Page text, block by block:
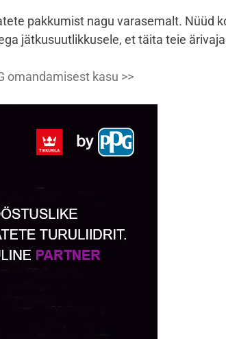
pakkumist nagu varasemalt. Nüüd
jätkusuutlikkusele, et täita teie
omandamisest kasu >>